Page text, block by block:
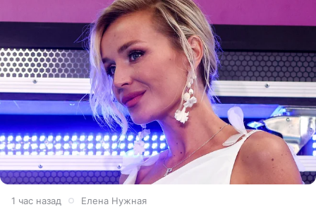
1 час назад Елена Нужная